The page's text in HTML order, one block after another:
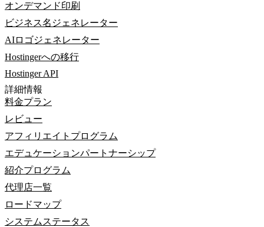
オンデマンド印刷
ビジネス名ジェネレーター
AIロゴジェネレーター
Hostingerへの移行
Hostinger API
詳細情報
料金プラン
レビュー
アフィリエイトプログラム
エデュケーションパートナーシップ
紹介プログラム
代理店一覧
ロードマップ
システムステータス